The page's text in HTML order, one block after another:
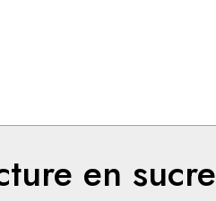
en sucre